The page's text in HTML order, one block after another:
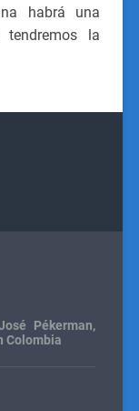
habrá una
tendremos la
Pékerman,
Colombia